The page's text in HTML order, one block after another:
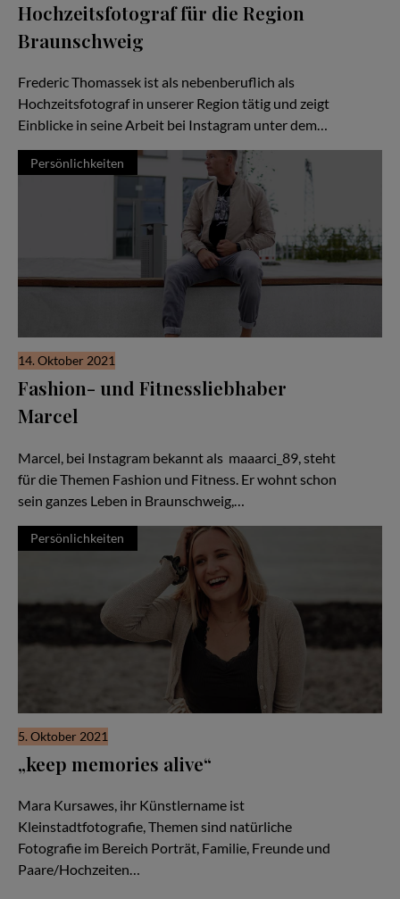
Hochzeitsfotograf für die Region
Braunschweig
Frederic Thomassek ist als nebenberuflich als
Hochzeitsfotograf in unserer Region tätig und zeigt
Einblicke in seine Arbeit bei Instagram unter dem…
Persönlichkeiten
14. Oktober 2021
Fashion- und Fitnessliebhaber
Marcel
Marcel, bei Instagram bekannt als maaarci_89, steht
für die Themen Fashion und Fitness. Er wohnt schon
sein ganzes Leben in Braunschweig,…
Persönlichkeiten
5. Oktober 2021
„keep memories alive“
Mara Kursawes, ihr Künstlername ist
Kleinstadtfotografie, Themen sind natürliche
Fotografie im Bereich Porträt, Familie, Freunde und
Paare/Hochzeiten…